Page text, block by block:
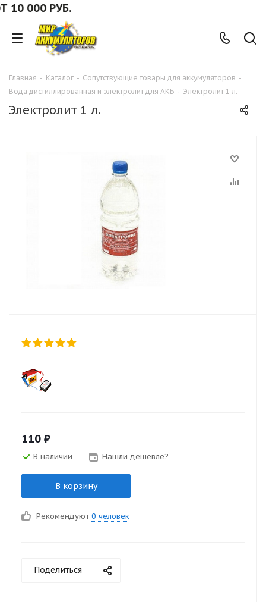
000 РУБ.
Главная - Каталог - Сопутствующие товары для аккумуляторов -
Вода дистиллированная и электролит для АКБ - Электролит 1 л.
Электролит 1 л.
110 ₽
В наличии Нашли дешевле?
В корзину
Рекомендуют 0 человек
Поделиться